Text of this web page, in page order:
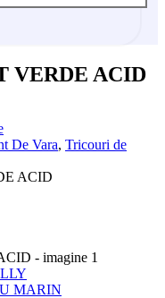
VERDE ACID
De Vara, Tricouri de
ACID
MARIN